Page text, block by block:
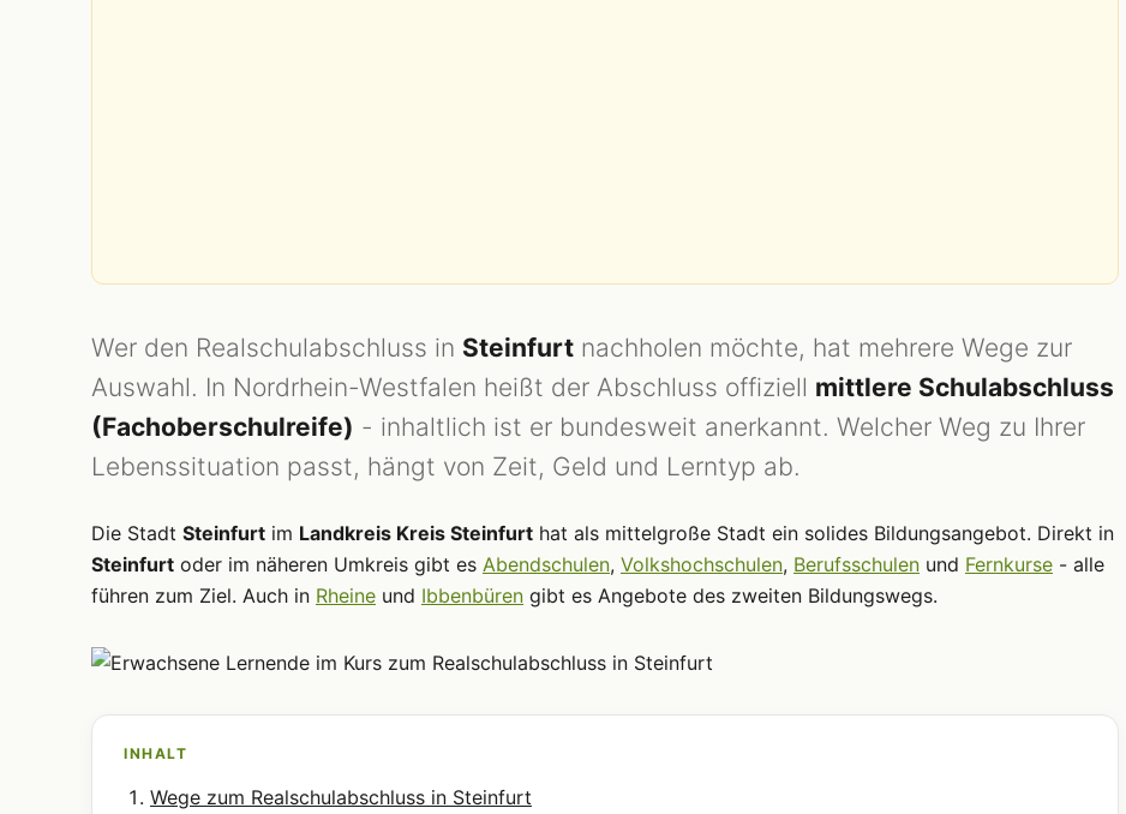
Wer den Realschulabschluss in Steinfurt nachholen möchte, hat mehrere Wege zur
Auswahl. In Nordrhein-Westfalen heißt der Abschluss offiziell mittlere Schulabschluss
(Fachoberschulreife) - inhaltlich ist er bundesweit anerkannt. Welcher Weg zu Ihrer
Lebenssituation passt, hängt von Zeit, Geld und Lerntyp ab.
Die Stadt Steinfurt im Landkreis Kreis Steinfurt hat als mittelgroße Stadt ein solides Bildungsangebot. Direkt in
Steinfurt oder im näheren Umkreis gibt es Abendschulen, Volkshochschulen, Berufsschulen und Fernkurse - alle
führen zum Ziel. Auch in Rheine und Ibbenbüren gibt es Angebote des zweiten Bildungswegs.
INHALT
Wege zum Realschulabschluss in Steinfurt